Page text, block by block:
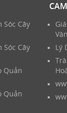
Sóc Cây
Sóc Cây
Quản
Quản
Lý